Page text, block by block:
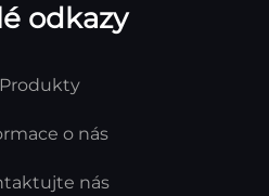
odkazy
Produkty
o nás
nás